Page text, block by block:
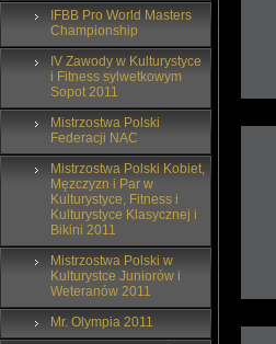
IFBB Pro World Masters
Championship
IV Zawody w Kulturystyce
i Fitness sylwetkowym
Sopot 2011
Mistrzostwa Polski
Federacji NAC
Mistrzostwa Polski Kobiet,
Męzczyzn i Par w
Kulturystyce, Fitness i
Kulturystyce Klasycznej i
Bikini 2011
Mistrzostwa Polski w
Kulturystce Juniorów i
Weteranów 2011
Mr. Olympia 2011